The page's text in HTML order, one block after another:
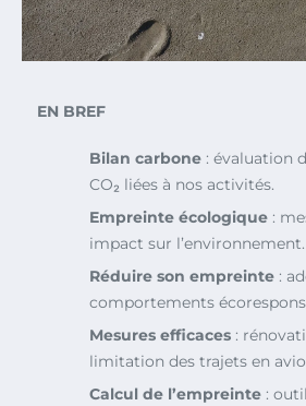
EN BREF
Bilan carbone : évaluation
CO₂ liées à nos activités.
Empreinte écologique :
impact sur l’environnement.
Réduire son empreinte :
comportements
Mesures efficaces :
limitation des trajets en
Calcul de l’empreinte :